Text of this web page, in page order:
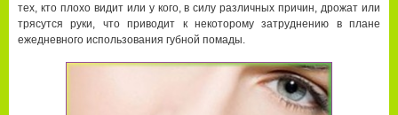
тех, кто плохо видит или у кого, в силу различных причин, дрожат или
трясутся руки, что приводит к некоторому затруднению в плане
ежедневного использования губной помады.